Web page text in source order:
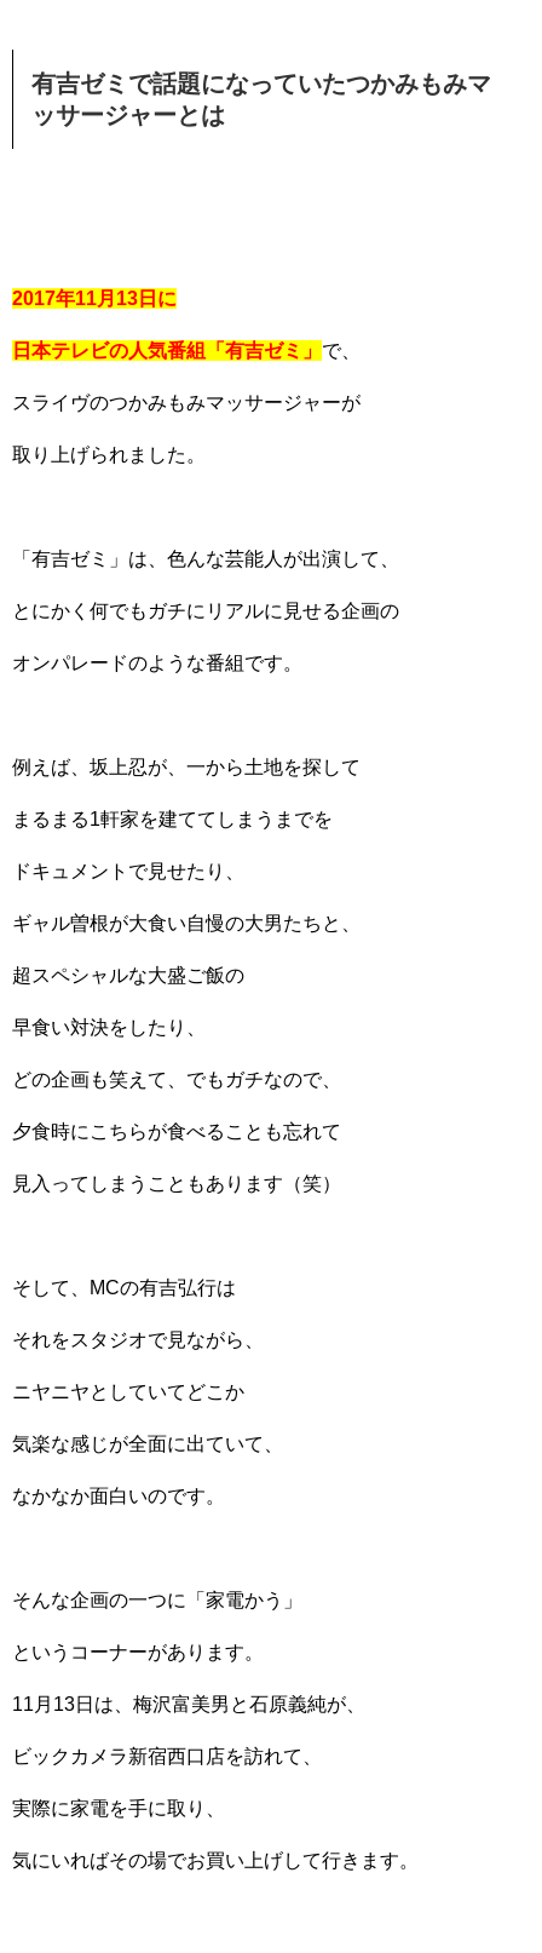
有吉ゼミで話題になっていたつかみもみマ
ッサージャーとは
2017年11月13日に
日本テレビの人気番組「有吉ゼミ」 で、
スライヴのつかみもみマッサージャーが
取り上げられました。
「有吉ゼミ」は、色んな芸能人が出演して、
とにかく何でもガチにリアルに見せる企画の
オンパレードのような番組です。
例えば、坂上忍が、一から土地を探して
まるまる1軒家を建ててしまうまでを
ドキュメントで見せたり、
ギャル曽根が大食い自慢の大男たちと、
超スペシャルな大盛ご飯の
早食い対決をしたり、
どの企画も笑えて、でもガチなので、
夕食時にこちらが食べることも忘れて
見入ってしまうこともあります（笑）
そして、MCの有吉弘行は
それをスタジオで見ながら、
ニヤニヤとしていてどこか
気楽な感じが全面に出ていて、
なかなか面白いのです。
そんな企画の一つに「家電かう」
というコーナーがあります。
11月13日は、梅沢富美男と石原義純が、
ビックカメラ新宿西口店を訪れて、
実際に家電を手に取り、
気にいればその場でお買い上げして行きます。